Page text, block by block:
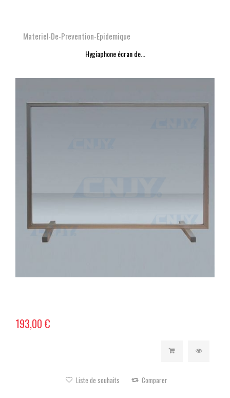
Materiel-De-Prevention-Epidemique
Hygiaphone écran de...
193,00 €
Liste de souhaits Comparer